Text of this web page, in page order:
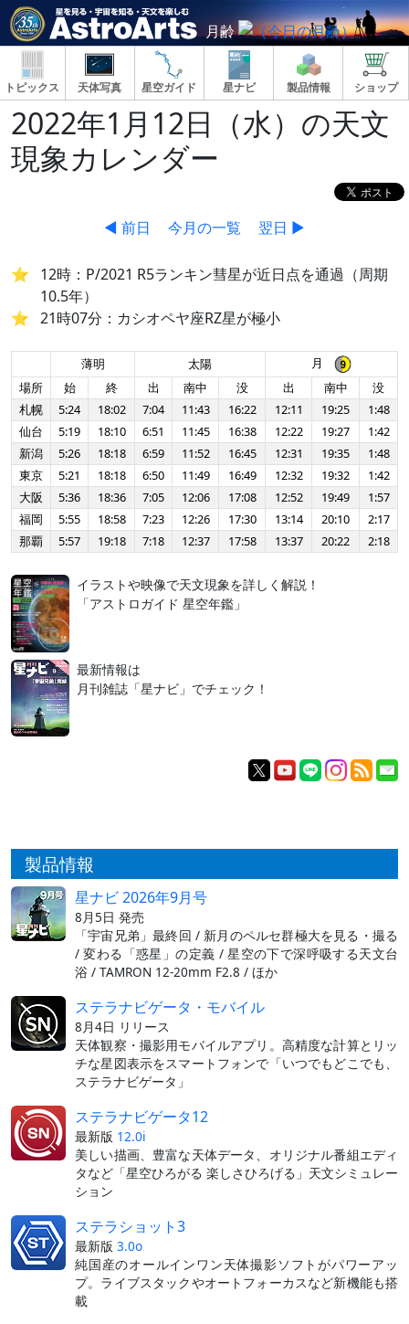
月齢
トピックス 天体写真 星空ガイド 星ナビ 製品情報 ショップ
2022年1月12日（水）の天文
現象カレンダー
◀ 前日 今月の一覧 翌日 ▶
12時：P/2021 R5ランキン彗星が近日点を通過（周期
10.5年）
21時07分：カシオペヤ座RZ星が極小
薄明 太陽
月
場所
始 終 出 南中 没 出 南中
没
札幌
5:24 18:02 7:04 11:43 16:22 12:11 19:25
1:48
仙台
5:19 18:10 6:51 11:45 16:38 12:22 19:27
1:42
新潟
5:26 18:18 6:59 11:52 16:45 12:31 19:35
1:48
東京
5:21 18:18 6:50 11:49 16:49 12:32 19:32
1:42
大阪
5:36 18:36 7:05 12:06 17:08 12:52 19:49
1:57
福岡
5:55 18:58 7:23 12:26 17:30 13:14 20:10
2:17
那覇
5:57 19:18 7:18 12:37 17:58 13:37 20:22 2:18
イラストや映像で天文現象を詳しく解説！
「アストロガイド 星空年鑑」
最新情報は
月刊雑誌「星ナビ」でチェック！
製品情報
星ナビ 2026年9月号
8月5日 発売
「宇宙兄弟」最終回 / 新月のペルセ群極大を見る・撮る
/ 変わる「惑星」の定義 / 星空の下で深呼吸する天文台
浴 / TAMRON 12-20mm F2.8 / ほか
ステラナビゲータ・モバイル
8月4日 リリース
天体観察・撮影用モバイルアプリ。高精度な計算とリッ
チな星図表示をスマートフォンで「いつでもどこでも、
ステラナビゲータ」
ステラナビゲータ12
最新版 12.0i
美しい描画、豊富な天体データ、オリジナル番組エディ
タなど「星空ひろがる 楽しさひろげる」天文シミュレー
ション
ステラショット3
最新版 3.0o
純国産のオールインワン天体撮影ソフトがパワーアッ
プ。ライブスタックやオートフォーカスなど新機能も搭
載